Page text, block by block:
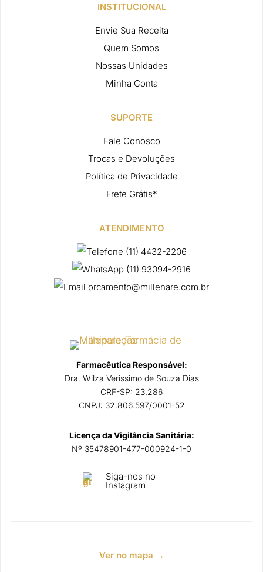
INSTITUCIONAL
Envie Sua Receita
Quem Somos
Nossas Unidades
Minha Conta
SUPORTE
Fale Conosco
Trocas e Devoluções
Política de Privacidade
Frete Grátis*
ATENDIMENTO
(11) 4432-2206
(11) 93094-2916
orcamento@millenare.com.br
Farmacêutica Responsável:
Dra. Wilza Verissimo de Souza Dias
CRF-SP: 23.286
CNPJ: 32.806.597/0001-52
Licença da Vigilância Sanitária:
Nº 35478901-477-000924-1-0
Siga-nos no
Instagram
Ver no mapa →